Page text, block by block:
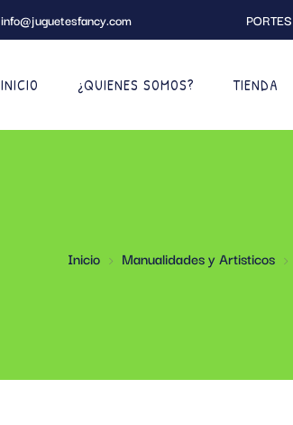
info@juguetesfancy.com
INICIO ¿QUIENES SOMOS? TIENDA
Inicio Manualidades y Artisticos